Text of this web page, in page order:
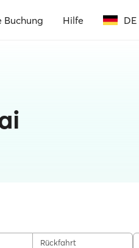
Buchung Hilfe DE
Rückfahrt